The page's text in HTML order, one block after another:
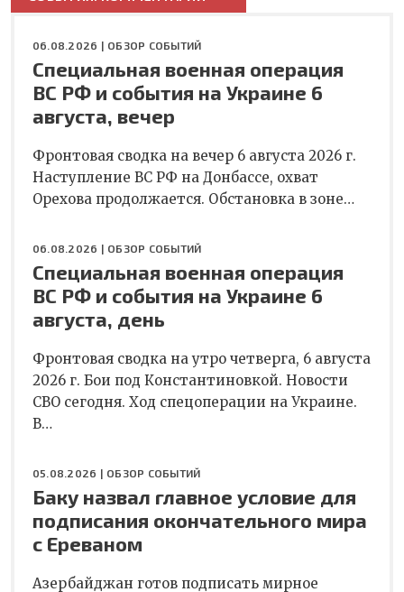
06.08.2026 | ОБЗОР СОБЫТИЙ
Специальная военная операция
ВС РФ и события на Украине 6
августа, вечер
Фронтовая сводка на вечер 6 августа 2026 г.
Наступление ВС РФ на Донбассе, охват
Орехова продолжается. Обстановка в зоне…
06.08.2026 | ОБЗОР СОБЫТИЙ
Специальная военная операция
ВС РФ и события на Украине 6
августа, день
Фронтовая сводка на утро четверга, 6 августа
2026 г. Бои под Константиновкой. Новости
СВО сегодня. Ход спецоперации на Украине.
В…
05.08.2026 | ОБЗОР СОБЫТИЙ
Баку назвал главное условие для
подписания окончательного мира
с Ереваном
Азербайджан готов подписать мирное